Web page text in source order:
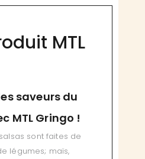
MTL
saveurs du
MTL Gringo !
sont faites de
légumes; maïs,